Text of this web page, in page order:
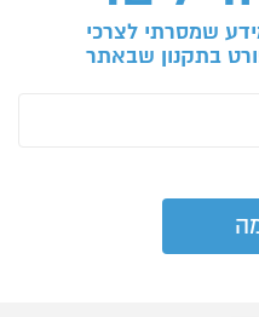
שמסרתי לצרכי
בתקנון שבאתר